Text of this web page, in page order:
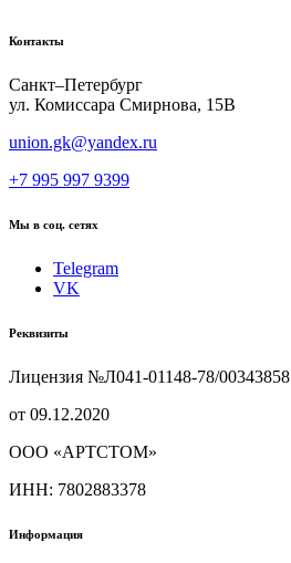
Контакты
Санкт–Петербург
ул. Комиссара Смирнова, 15В
union.gk@yandex.ru
+7 995 997 9399
Мы в соц. сетях
Telegram
VK
Реквизиты
Лицензия №Л041-01148-78/00343858
от 09.12.2020
ООО «АРТСТОМ»
ИНН: 7802883378
Информация